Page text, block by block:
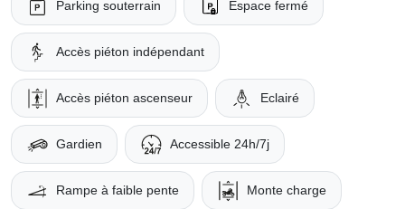
Parking souterrain Espace fermé
Accès piéton indépendant
Accès piéton ascenseur Eclairé
Gardien Accessible 24h/7j
Rampe à faible pente Monte charge